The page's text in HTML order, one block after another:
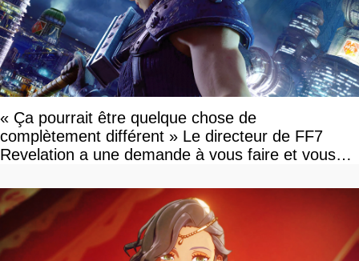
« Ça pourrait être quelque chose de
complètement différent » Le directeur de FF7
Revelation a une demande à vous faire et vous